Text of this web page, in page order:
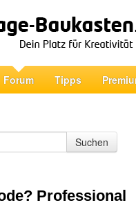
Forum Tipps
Suchen
Professional